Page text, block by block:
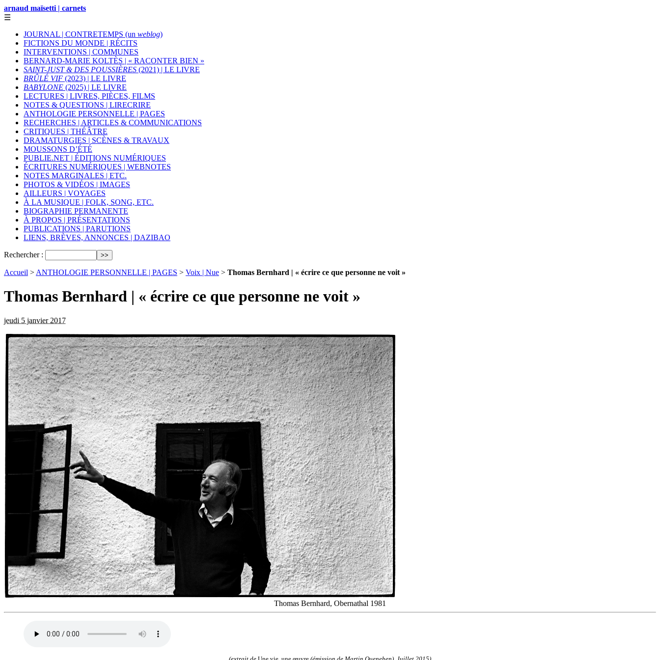
arnaud maïsetti | carnets
☰
JOURNAL | CONTRETEMPS (un weblog)
FICTIONS DU MONDE | RÉCITS
INTERVENTIONS | COMMUNES
BERNARD-MARIE KOLTÈS | « RACONTER BIEN »
SAINT-JUST & DES POUSSIÈRES (2021) | LE LIVRE
BRÛLÉ VIF (2023) | LE LIVRE
BABYLONE (2025) | LE LIVRE
LECTURES | LIVRES, PIÈCES, FILMS
NOTES & QUESTIONS | LIRECRIRE
ANTHOLOGIE PERSONNELLE | PAGES
RECHERCHES | ARTICLES & COMMUNICATIONS
CRITIQUES | THÉÂTRE
DRAMATURGIES | SCÈNES & TRAVAUX
MOUSSONS D’ÉTÉ
PUBLIE.NET | ÉDITIONS NUMÉRIQUES
ÉCRITURES NUMÉRIQUES | WEBNOTES
NOTES MARGINALES | ETC.
PHOTOS & VIDÉOS | IMAGES
AILLEURS | VOYAGES
À LA MUSIQUE | FOLK, SONG, ETC.
BIOGRAPHIE PERMANENTE
À PROPOS | PRÉSENTATIONS
PUBLICATIONS | PARUTIONS
LIENS, BRÈVES, ANNONCES | DAZIBAO
Rechercher :
Accueil > ANTHOLOGIE PERSONNELLE | PAGES > Voix | Nue > Thomas Bernhard | « écrire ce que personne ne voit »
Thomas Bernhard | « écrire ce que personne ne voit »
jeudi 5 janvier 2017
Thomas Bernhard, Obernathal 1981